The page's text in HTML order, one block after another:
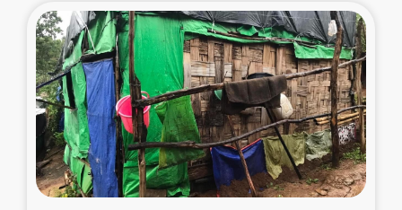
復興応援隊の活動
仮設住宅生活支援・農業復興支援
漁業復興支援
インターン・ボランティア日誌